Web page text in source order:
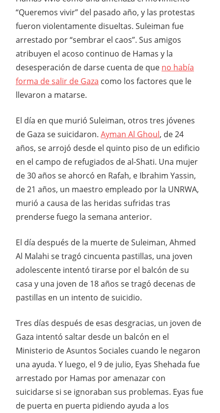
“Queremos vivir” del pasado año, y las protestas
fueron violentamente disueltas. Suleiman fue
arrestado por “sembrar el caos”. Sus amigos
atribuyen el acoso continuo de Hamas y la
desesperación de darse cuenta de que no había
forma de salir de Gaza como los factores que le
llevaron a matarse.
El día en que murió Suleiman, otros tres jóvenes
de Gaza se suicidaron. Ayman Al Ghoul, de 24
años, se arrojó desde el quinto piso de un edificio
en el campo de refugiados de al-Shati. Una mujer
de 30 años se ahorcó en Rafah, e Ibrahim Yassin,
de 21 años, un maestro empleado por la UNRWA,
murió a causa de las heridas sufridas tras
prenderse fuego la semana anterior.
El día después de la muerte de Suleiman, Ahmed
Al Malahi se tragó cincuenta pastillas, una joven
adolescente intentó tirarse por el balcón de su
casa y una joven de 18 años se tragó decenas de
pastillas en un intento de suicidio.
Tres días después de esas desgracias, un joven de
Gaza intentó saltar desde un balcón en el
Ministerio de Asuntos Sociales cuando le negaron
una ayuda. Y luego, el 9 de julio, Eyas Shehada fue
arrestado por Hamas por amenazar con
suicidarse si se ignoraban sus problemas. Eyas fue
de puerta en puerta pidiendo ayuda a los